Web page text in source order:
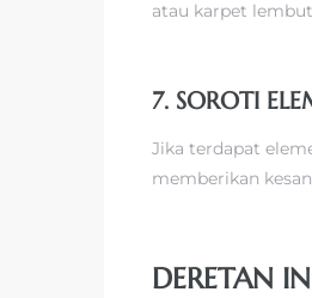
atau karpet
7. SOROTI
Jika terdapat
memberikan
DERETAN